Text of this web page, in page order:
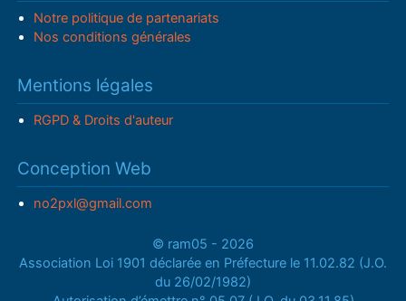
Notre politique de partenariats
Nos conditions générales
Mentions légales
RGPD & Droits d'auteur
Conception Web
no2pxl@gmail.com
© ram05 - 2026
Association Loi 1901 déclarée en Préfecture le 11.02.82 (J.O.
du 26/02/1982)